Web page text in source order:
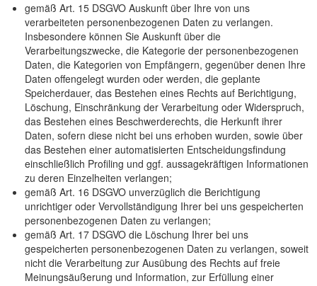
gemäß Art. 15 DSGVO Auskunft über Ihre von uns
verarbeiteten personenbezogenen Daten zu verlangen.
Insbesondere können Sie Auskunft über die
Verarbeitungszwecke, die Kategorie der personenbezogenen
Daten, die Kategorien von Empfängern, gegenüber denen Ihre
Daten offengelegt wurden oder werden, die geplante
Speicherdauer, das Bestehen eines Rechts auf Berichtigung,
Löschung, Einschränkung der Verarbeitung oder Widerspruch,
das Bestehen eines Beschwerderechts, die Herkunft ihrer
Daten, sofern diese nicht bei uns erhoben wurden, sowie über
das Bestehen einer automatisierten Entscheidungsfindung
einschließlich Profiling und ggf. aussagekräftigen Informationen
zu deren Einzelheiten verlangen;
gemäß Art. 16 DSGVO unverzüglich die Berichtigung
unrichtiger oder Vervollständigung Ihrer bei uns gespeicherten
personenbezogenen Daten zu verlangen;
gemäß Art. 17 DSGVO die Löschung Ihrer bei uns
gespeicherten personenbezogenen Daten zu verlangen, soweit
nicht die Verarbeitung zur Ausübung des Rechts auf freie
Meinungsäußerung und Information, zur Erfüllung einer